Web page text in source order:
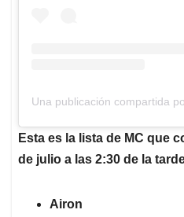
Una publicación compartida
Esta es la lista de MC que
de julio a las 2:30 de la
Airon